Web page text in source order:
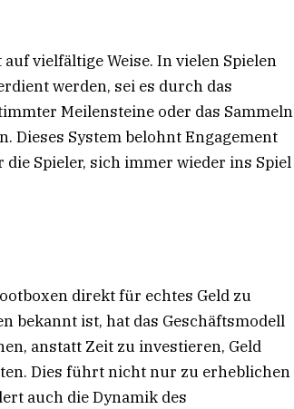
vielfältige Weise. In vielen Spielen
werden, sei es durch das
Meilensteine oder das Sammeln
Dieses System belohnt Engagement
Spieler, sich immer wieder ins Spiel
direkt für echtes Geld zu
bekannt ist, hat das Geschäftsmodell
anstatt Zeit zu investieren, Geld
Dies führt nicht nur zu erheblichen
auch die Dynamik des